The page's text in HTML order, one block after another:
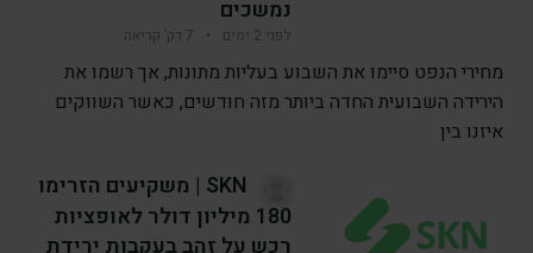
נמשכים
לפני 2 ימים • 7 דק’ קריאה
מחירי הנפט סיימו את השבוע בעליות מתונות, אך רשמו את
הירידה השבועית החדה ביותר מזה חודשים, כאשר השווקים
איזנו בין
SKN | משקיעים הזרימו
180 מיליון דולר לאופציות